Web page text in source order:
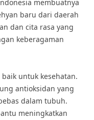
membuatnya
baru dari daerah
dan cita rasa yang
keberagaman
untuk kesehatan.
antioksidan yang
dalam tubuh.
meningkatkan